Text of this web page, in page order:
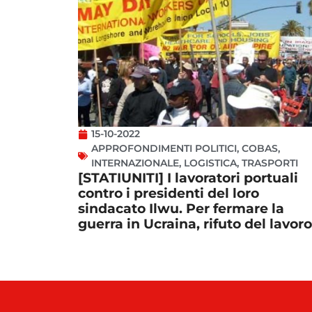
15-10-2022
APPROFONDIMENTI POLITICI, COBAS,
INTERNAZIONALE, LOGISTICA, TRASPORTI
[STATIUNITI] I lavoratori portuali
contro i presidenti del loro
sindacato Ilwu. Per fermare la
guerra in Ucraina, rifuto del lavoro